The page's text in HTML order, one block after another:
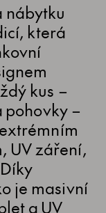
nábytku
která
kus –
pohovky –
UV záření,
je masivní
a UV